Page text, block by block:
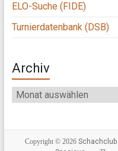
ELO-Suche (FIDE)
Turnierdatenbank (DSB)
Archiv
Archiv
Copyright © 2026 Schachclub